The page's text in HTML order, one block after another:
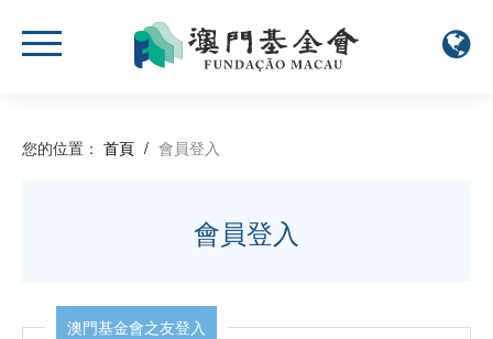
您的位置： 首頁 / 會員登入
會員登入
澳門基金會之友登入